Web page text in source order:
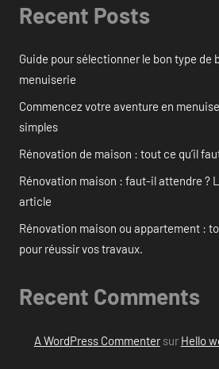
Recent Posts
Guide pour sélectionner le bon type de
menuiserie
Commencez votre aventure en
simples
Rénovation de maison : tout ce qu’il
Rénovation maison : faut-il attendre ?
article
Rénovation maison ou appartement :
pour réussir vos travaux.
Recent Comments
A WordPress Commentersur Hello